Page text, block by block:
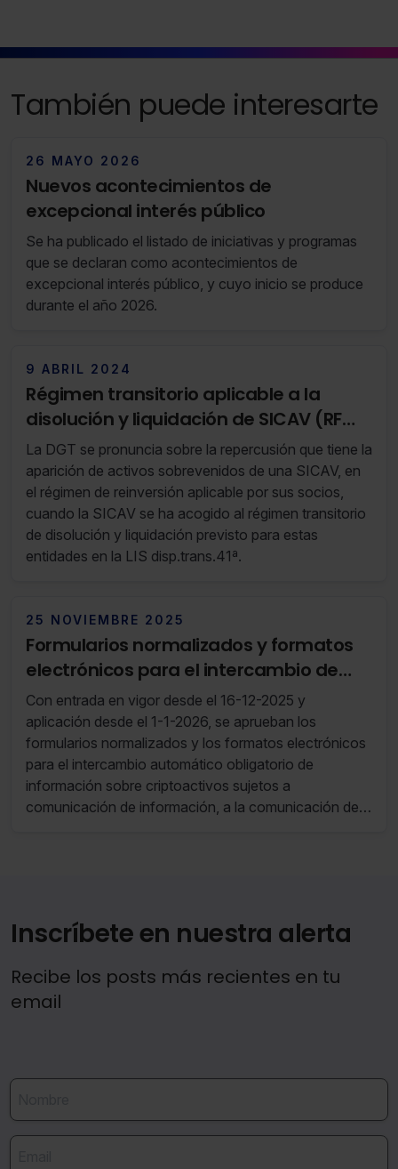
También puede interesarte
26 MAYO 2026
Nuevos acontecimientos de
excepcional interés público
Se ha publicado el listado de iniciativas y programas
que se declaran como acontecimientos de
excepcional interés público, y cuyo inicio se produce
durante el año 2026.
9 ABRIL 2024
Régimen transitorio aplicable a la
disolución y liquidación de SICAV (RF
14/24 02 de Abril de 2024 al 08 de Abril
de 2024)
La DGT se pronuncia sobre la repercusión que tiene la
aparición de activos sobrevenidos de una SICAV, en
el régimen de reinversión aplicable por sus socios,
cuando la SICAV se ha acogido al régimen transitorio
de disolución y liquidación previsto para estas
entidades en la LIS disp.trans.41ª.
25 NOVIEMBRE 2025
Formularios normalizados y formatos
electrónicos para el intercambio de
información sobre criptoactivos
Con entrada en vigor desde el 16-12-2025 y
aplicación desde el 1-1-2026, se aprueban los
formularios normalizados y los formatos electrónicos
para el intercambio automático obligatorio de
información sobre criptoactivos sujetos a
comunicación de información, a la comunicación de
Inscríbete en nuestra alerta
Recibe los posts más recientes en tu
email